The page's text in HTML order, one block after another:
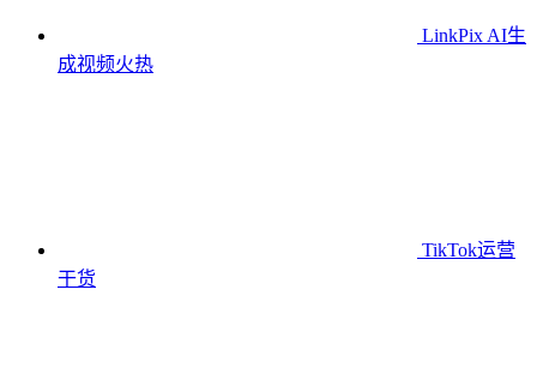
LinkPix AI生
成视频火热
TikTok运营
干货